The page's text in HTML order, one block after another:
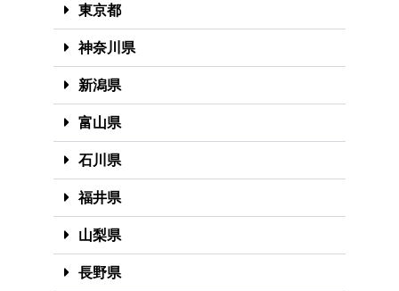
東京都
神奈川県
新潟県
富山県
石川県
福井県
山梨県
長野県